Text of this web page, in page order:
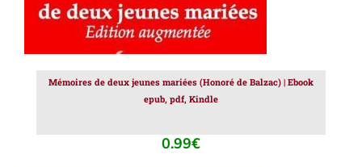
Mémoires de deux jeunes mariées (Honoré de Balzac) | Ebook
epub, pdf, Kindle
0.99€